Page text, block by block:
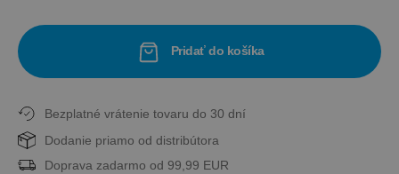
Pridať do košíka
Bezplatné vrátenie tovaru do 30 dní
Dodanie priamo od distribútora
Doprava zadarmo od 99,99 EUR